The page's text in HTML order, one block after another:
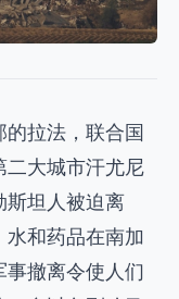
拉法，联合国
二大城市汗尤尼
斯坦人被迫离
和药品在南加
撤离令使人们